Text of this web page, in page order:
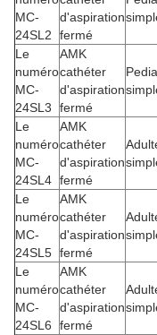
MC-
24SL2
d'aspiration
fermé
Le
numéro
MC-
24SL3
AMK
cathéter
d'aspiration
fermé
Le
numéro
MC-
24SL4
AMK
cathéter
d'aspiration
fermé
Le
numéro
MC-
24SL5
AMK
cathéter
d'aspiration
fermé
Le
numéro
MC-
24SL6
AMK
cathéter
d'aspiration
fermé